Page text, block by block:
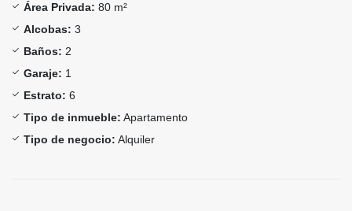
Área Privada: 80 m²
Alcobas: 3
Baños: 2
Garaje: 1
Estrato: 6
Tipo de inmueble: Apartamento
Tipo de negocio: Alquiler